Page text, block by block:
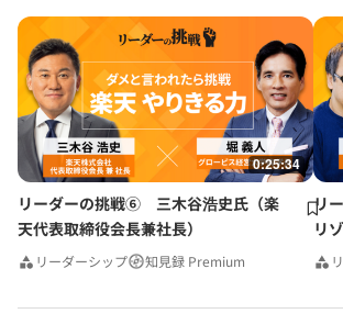
0:25:34
リーダーの挑戦⑥ 三木谷浩史氏（楽
天代表取締役会長兼社長）
リーダーシップ 知見録 Premium
リ
リ